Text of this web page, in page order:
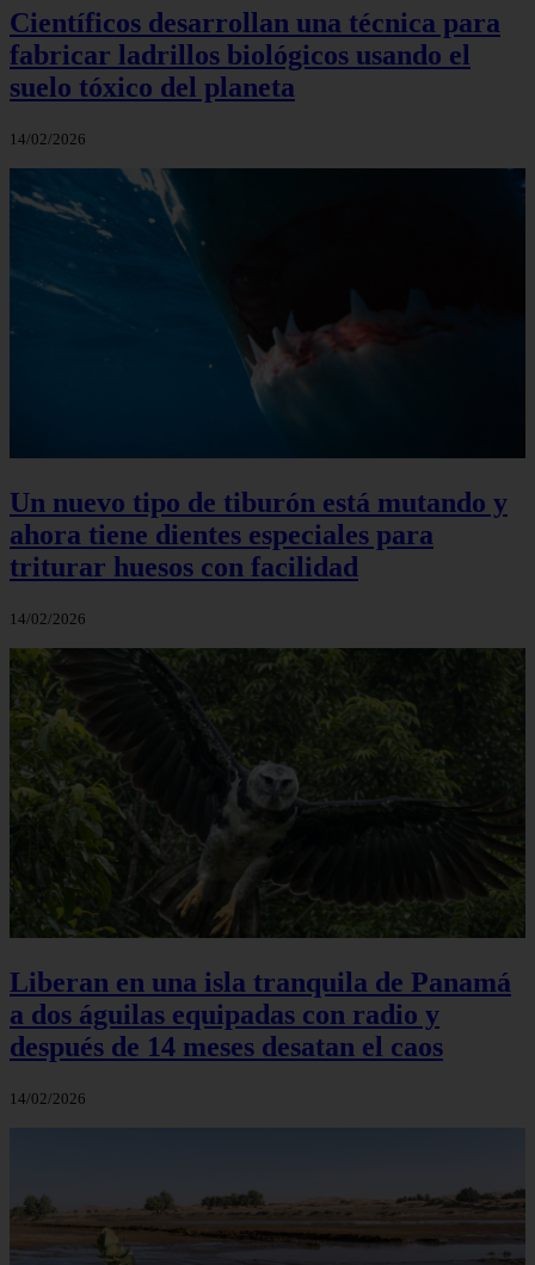
Científicos desarrollan una técnica para
fabricar ladrillos biológicos usando el
suelo tóxico del planeta
14/02/2026
Un nuevo tipo de tiburón está mutando y
ahora tiene dientes especiales para
triturar huesos con facilidad
14/02/2026
Liberan en una isla tranquila de Panamá
a dos águilas equipadas con radio y
después de 14 meses desatan el caos
14/02/2026